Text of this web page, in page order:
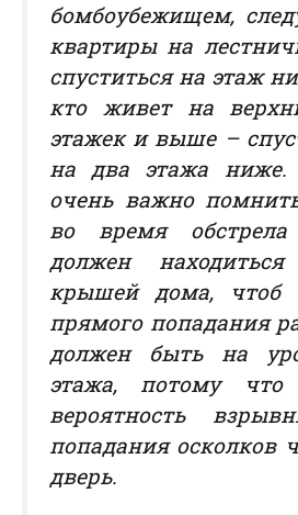
бомбоубежищем,
квартиры на
спуститься на этаж
кто живет на
этажек и выше –
на два этажа ниже.
очень важно
во время
должен
крышей дома, чтоб
прямого попадания
должен быть на
этажа, потому
вероятность
попадания осколков
дверь.